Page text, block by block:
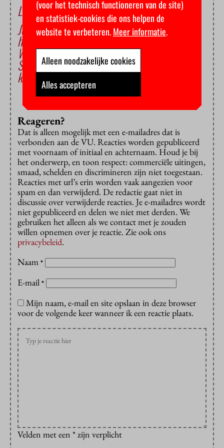
Lees ook
Je huisgenoten zelf uitkiezen? Dat bepaalt de
huisbaas, zegt de minister
Waarom DUWO hospiteren wil afschaffen
Studentenhuisvesting: grote steden moeten
kennis delen met de kleintjes, vindt Kamer
Reageren?
Dat is alleen mogelijk met een e-mailadres dat is
verbonden aan de VU. Reacties worden gepubliceerd
met voornaam of initiaal en achternaam. Houd je bij
het onderwerp, en toon respect: commerciële uitingen,
smaad, schelden en discrimineren zijn niet toegestaan.
Reacties met url’s erin worden vaak aangezien voor
spam en dan verwijderd. De redactie gaat niet in
discussie over verwijderde reacties. Je e-mailadres wordt
niet gepubliceerd en delen we niet met derden. We
gebruiken het alleen als we contact met je zouden
willen opnemen over je reactie. Zie ook ons
privacybeleid.
Naam *
E-mail *
Mijn naam, e-mail en site opslaan in deze browser
voor de volgende keer wanneer ik een reactie plaats.
Velden met een * zijn verplicht
(voor het technisch functioneren van de site)
en statistiek-cookies die ons helpen de
website te verbeteren.Meer informatie.
Alleen noodzakelijke cookies
Alles accepteren